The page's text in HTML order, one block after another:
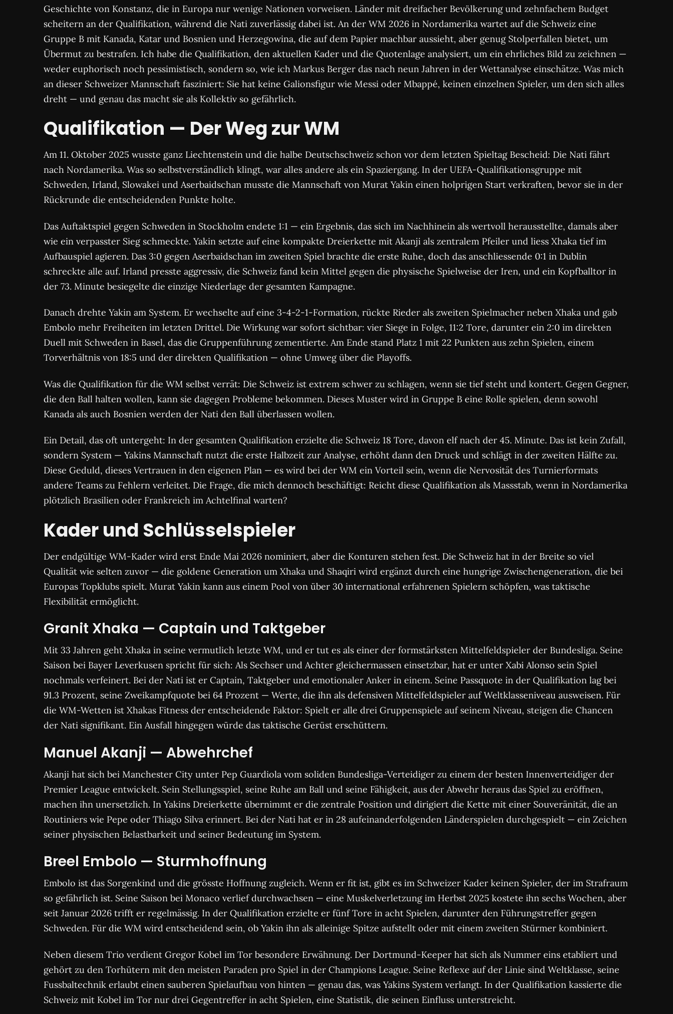
Geschichte von Konstanz, die in Europa nur wenige Nationen vorweisen. Länder mit dreifacher Bevölkerung und zehnfachem Budget
scheitern an der Qualifikation, während die Nati zuverlässig dabei ist. An der WM 2026 in Nordamerika wartet auf die Schweiz eine
Gruppe B mit Kanada, Katar und Bosnien und Herzegowina, die auf dem Papier machbar aussieht, aber genug Stolperfallen bietet, um
Übermut zu bestrafen. Ich habe die Qualifikation, den aktuellen Kader und die Quotenlage analysiert, um ein ehrliches Bild zu zeichnen —
weder euphorisch noch pessimistisch, sondern so, wie ich Markus Berger das nach neun Jahren in der Wettanalyse einschätze. Was mich
an dieser Schweizer Mannschaft fasziniert: Sie hat keine Galionsfigur wie Messi oder Mbappé, keinen einzelnen Spieler, um den sich alles
dreht — und genau das macht sie als Kollektiv so gefährlich.
Qualifikation — Der Weg zur WM
Am 11. Oktober 2025 wusste ganz Liechtenstein und die halbe Deutschschweiz schon vor dem letzten Spieltag Bescheid: Die Nati fährt
nach Nordamerika. Was so selbstverständlich klingt, war alles andere als ein Spaziergang. In der UEFA-Qualifikationsgruppe mit
Schweden, Irland, Slowakei und Aserbaidschan musste die Mannschaft von Murat Yakin einen holprigen Start verkraften, bevor sie in der
Rückrunde die entscheidenden Punkte holte.
Das Auftaktspiel gegen Schweden in Stockholm endete 1:1 — ein Ergebnis, das sich im Nachhinein als wertvoll herausstellte, damals aber
wie ein verpasster Sieg schmeckte. Yakin setzte auf eine kompakte Dreierkette mit Akanji als zentralem Pfeiler und liess Xhaka tief im
Aufbauspiel agieren. Das 3:0 gegen Aserbaidschan im zweiten Spiel brachte die erste Ruhe, doch das anschliessende 0:1 in Dublin
schreckte alle auf. Irland presste aggressiv, die Schweiz fand kein Mittel gegen die physische Spielweise der Iren, und ein Kopfballtor in
der 73. Minute besiegelte die einzige Niederlage der gesamten Kampagne.
Danach drehte Yakin am System. Er wechselte auf eine 3-4-2-1-Formation, rückte Rieder als zweiten Spielmacher neben Xhaka und gab
Embolo mehr Freiheiten im letzten Drittel. Die Wirkung war sofort sichtbar: vier Siege in Folge, 11:2 Tore, darunter ein 2:0 im direkten
Duell mit Schweden in Basel, das die Gruppenführung zementierte. Am Ende stand Platz 1 mit 22 Punkten aus zehn Spielen, einem
Torverhältnis von 18:5 und der direkten Qualifikation — ohne Umweg über die Playoffs.
Was die Qualifikation für die WM selbst verrät: Die Schweiz ist extrem schwer zu schlagen, wenn sie tief steht und kontert. Gegen Gegner,
die den Ball halten wollen, kann sie dagegen Probleme bekommen. Dieses Muster wird in Gruppe B eine Rolle spielen, denn sowohl
Kanada als auch Bosnien werden der Nati den Ball überlassen wollen.
Ein Detail, das oft untergeht: In der gesamten Qualifikation erzielte die Schweiz 18 Tore, davon elf nach der 45. Minute. Das ist kein Zufall,
sondern System — Yakins Mannschaft nutzt die erste Halbzeit zur Analyse, erhöht dann den Druck und schlägt in der zweiten Hälfte zu.
Diese Geduld, dieses Vertrauen in den eigenen Plan — es wird bei der WM ein Vorteil sein, wenn die Nervosität des Turnierformats
andere Teams zu Fehlern verleitet. Die Frage, die mich dennoch beschäftigt: Reicht diese Qualifikation als Massstab, wenn in Nordamerika
plötzlich Brasilien oder Frankreich im Achtelfinal warten?
Kader und Schlüsselspieler
Der endgültige WM-Kader wird erst Ende Mai 2026 nominiert, aber die Konturen stehen fest. Die Schweiz hat in der Breite so viel
Qualität wie selten zuvor — die goldene Generation um Xhaka und Shaqiri wird ergänzt durch eine hungrige Zwischengeneration, die bei
Europas Topklubs spielt. Murat Yakin kann aus einem Pool von über 30 international erfahrenen Spielern schöpfen, was taktische
Flexibilität ermöglicht.
Granit Xhaka — Captain und Taktgeber
Mit 33 Jahren geht Xhaka in seine vermutlich letzte WM, und er tut es als einer der formstärksten Mittelfeldspieler der Bundesliga. Seine
Saison bei Bayer Leverkusen spricht für sich: Als Sechser und Achter gleichermassen einsetzbar, hat er unter Xabi Alonso sein Spiel
nochmals verfeinert. Bei der Nati ist er Captain, Taktgeber und emotionaler Anker in einem. Seine Passquote in der Qualifikation lag bei
91.3 Prozent, seine Zweikampfquote bei 64 Prozent — Werte, die ihn als defensiven Mittelfeldspieler auf Weltklasseniveau ausweisen. Für
die WM-Wetten ist Xhakas Fitness der entscheidende Faktor: Spielt er alle drei Gruppenspiele auf seinem Niveau, steigen die Chancen
der Nati signifikant. Ein Ausfall hingegen würde das taktische Gerüst erschüttern.
Manuel Akanji — Abwehrchef
Akanji hat sich bei Manchester City unter Pep Guardiola vom soliden Bundesliga-Verteidiger zu einem der besten Innenverteidiger der
Premier League entwickelt. Sein Stellungsspiel, seine Ruhe am Ball und seine Fähigkeit, aus der Abwehr heraus das Spiel zu eröffnen,
machen ihn unersetzlich. In Yakins Dreierkette übernimmt er die zentrale Position und dirigiert die Kette mit einer Souveränität, die an
Routiniers wie Pepe oder Thiago Silva erinnert. Bei der Nati hat er in 28 aufeinanderfolgenden Länderspielen durchgespielt — ein Zeichen
seiner physischen Belastbarkeit und seiner Bedeutung im System.
Breel Embolo — Sturmhoffnung
Embolo ist das Sorgenkind und die grösste Hoffnung zugleich. Wenn er fit ist, gibt es im Schweizer Kader keinen Spieler, der im Strafraum
so gefährlich ist. Seine Saison bei Monaco verlief durchwachsen — eine Muskelverletzung im Herbst 2025 kostete ihn sechs Wochen, aber
seit Januar 2026 trifft er regelmässig. In der Qualifikation erzielte er fünf Tore in acht Spielen, darunter den Führungstreffer gegen
Schweden. Für die WM wird entscheidend sein, ob Yakin ihn als alleinige Spitze aufstellt oder mit einem zweiten Stürmer kombiniert.
Neben diesem Trio verdient Gregor Kobel im Tor besondere Erwähnung. Der Dortmund-Keeper hat sich als Nummer eins etabliert und
gehört zu den Torhütern mit den meisten Paraden pro Spiel in der Champions League. Seine Reflexe auf der Linie sind Weltklasse, seine
Fussbaltechnik erlaubt einen sauberen Spielaufbau von hinten — genau das, was Yakins System verlangt. In der Qualifikation kassierte die
Schweiz mit Kobel im Tor nur drei Gegentreffer in acht Spielen, eine Statistik, die seinen Einfluss unterstreicht.